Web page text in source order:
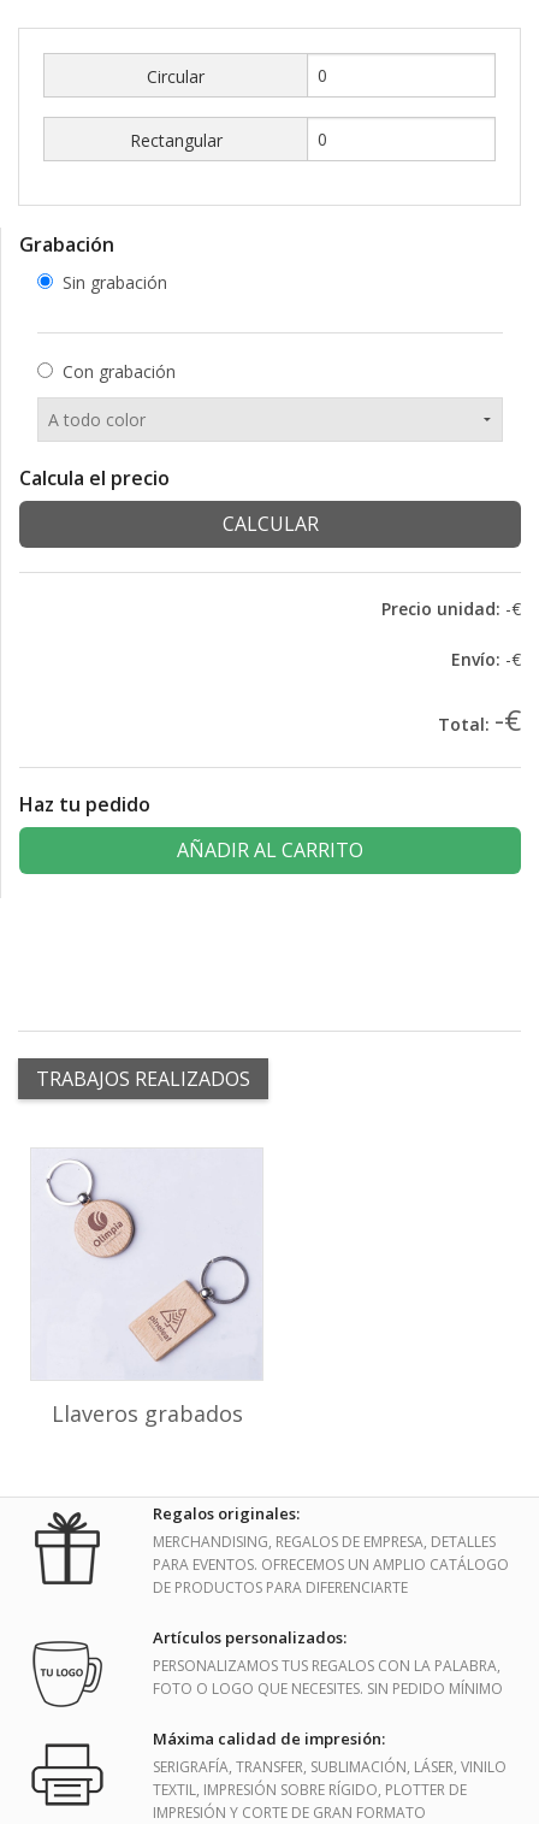
Circular
Rectangular
Grabación
Sin grabación
Con grabación
Calcula el precio
CALCULAR
Precio unidad: -€
Envío: -€
Total: -€
Haz tu pedido
AÑADIR AL CARRITO
TRABAJOS REALIZADOS
Llaveros grabados
Regalos originales:
MERCHANDISING, REGALOS DE EMPRESA, DETALLES
PARA EVENTOS. OFRECEMOS UN AMPLIO CATÁLOGO
DE PRODUCTOS PARA DIFERENCIARTE
Artículos personalizados:
PERSONALIZAMOS TUS REGALOS CON LA PALABRA,
FOTO O LOGO QUE NECESITES. SIN PEDIDO MÍNIMO
Máxima calidad de impresión:
SERIGRAFÍA, TRANSFER, SUBLIMACIÓN, LÁSER, VINILO
TEXTIL, IMPRESIÓN SOBRE RÍGIDO, PLOTTER DE
IMPRESIÓN Y CORTE DE GRAN FORMATO